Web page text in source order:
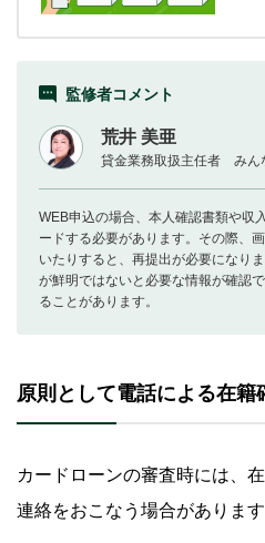
監修者コメント
荒井 美亜
貸金業務取扱主任者 みん
WEB申込の場合、本人確認書類や収
ードする必要があります。その際、
いたりすると、再提出が必要になり
が鮮明ではないと必要な情報が確認
ることがあります。
原則として電話による在籍
カードローンの審査時には、
連絡をおこなう場合があります